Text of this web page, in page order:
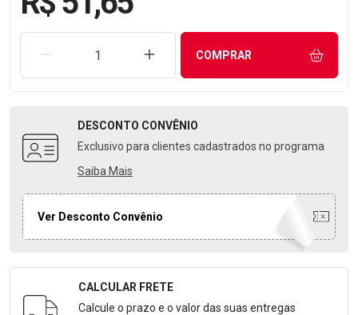
REMOVER UMA UNIDADEAUMENTAR UMA UNIDADE
COMPRAR
DESCONTO CONVÊNIO
Exclusivo para clientes cadastrados no programa
Saiba Mais
Ver Desconto Convênio
Formulário para Calcular o Frete
CALCULAR FRETE
Calcule o prazo e o valor das suas entregas